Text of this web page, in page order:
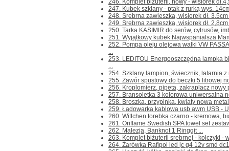
246. Komplet biżuterii, nowy - wisiorek
247. Kubek szklany - ptak z rurką wys.
248. Srebrna zawieszka, wisiorek dł.
249. Srebrna zawieszka, wisiorek dł.
250. Tarka KASIMIR do serów, cytrusów,
251. Wyjątkowy kubek Najwspanialsza
252. Pompa oleju olejowa wałki VW
...
253. LEDITOU Energooszczędna lampka
...
254. Szklany lampion, świecznik, latarnia z
255. Zawór spustowy do beczki 5 litrowej
256. Kroplomierz, pipeta, zakraplacz nowy
257. Bransoletka 3 kolorowa uniwersalna
258. Broszka, przypinka, kwiaty nowa
259. Ładowarka kablowa usb awm USB -
260. Wittchen torebka czarno - kremowa,
261. Oriflame Swedish SPA towel set
262. Malezja, Banknot 1 Ringgit ...
263. Komplet biżuterii srebrnej - kolczyki -
264. Żarówka Rafipol led jc g4 12v smd